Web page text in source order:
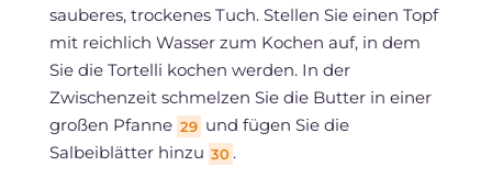
sauberes, trockenes Tuch. Stellen Sie einen Topf
mit reichlich Wasser zum Kochen auf, in dem
Sie die Tortelli kochen werden. In der
Zwischenzeit schmelzen Sie die Butter in einer
großen Pfanne 29 und fügen Sie die
Salbeiblätter hinzu 30 .